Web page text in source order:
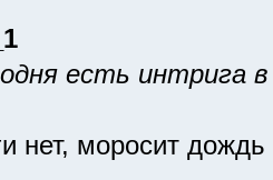
есть интрига
нет, моросит